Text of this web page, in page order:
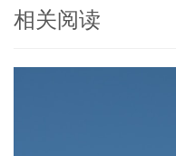
相关阅读